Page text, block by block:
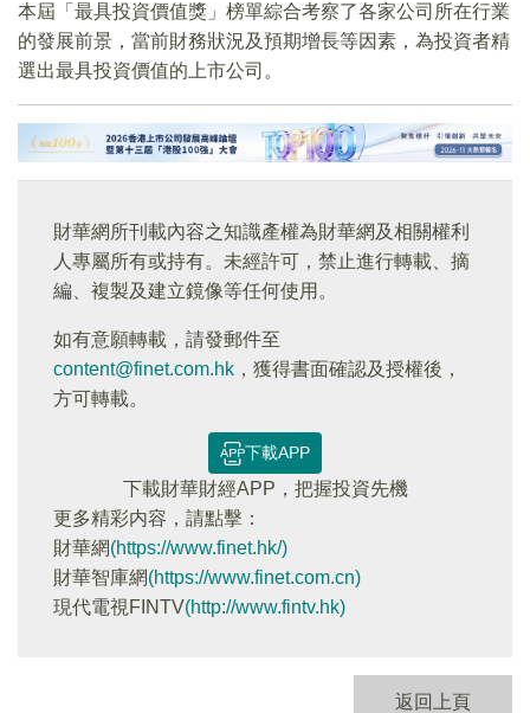
本屆「最具投資價值獎」榜單綜合考察了各家公司所在行業
的發展前景，當前財務狀況及預期增長等因素，為投資者精
選出最具投資價值的上市公司。
財華網所刊載內容之知識產權為財華網及相關權利
人專屬所有或持有。未經許可，禁止進行轉載、摘
編、複製及建立鏡像等任何使用。
如有意願轉載，請發郵件至
content@finet.com.hk ，獲得書面確認及授權後，
方可轉載。
下載APP
下載財華財經APP，把握投資先機
更多精彩内容，請點擊：
財華網(https://www.finet.hk/)
財華智庫網(https://www.finet.com.cn)
現代電視FINTV(http://www.fintv.hk)
返回上頁